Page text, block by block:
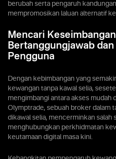
berubah serta pengaruh
mempromosikan laluan alternatif
Mencari
Bertanggungjawab
Pengguna
Dengan kebimbangan yang
kewangan tanpa kawal selia,
mengimbangi antara akses mudah
Olymptrade, sebuah broker dalam
dikawal selia, mencerminkan salah
menghubungkan perkhidmatan
keutamaan digital masa kini.